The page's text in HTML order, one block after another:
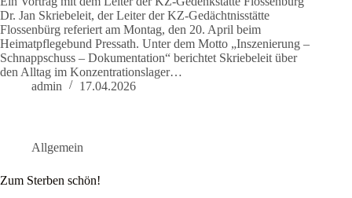
Dr. Jan Skriebeleit, der Leiter der KZ-Gedächtnisstätte
Flossenbürg referiert am Montag, den 20. April beim
Heimatpflegebund Pressath. Unter dem Motto „Inszenierung –
Schnappschuss – Dokumentation“ berichtet Skriebeleit über
den Alltag im Konzentrationslager…
admin
17.04.2026
Allgemein
Zum Sterben schön!